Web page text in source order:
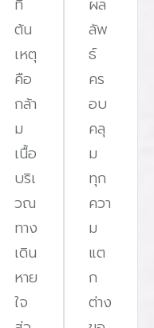
การใช้ CPAP สำหรับผู้
ว่าผู้รับการตรวจมีภาวะ
จ้าหน้าที่จะทำการ
ยในการรักษาในคืนที่
รนอนหลับพร้อมที่จะเข้า
าหน้าที่จะทำการติดตั้ง
ฟฟ้าสมอง, คลื่นกล้าม
ตรวจวัดคลื่นหัวใจ
ะการตรวจวัดออกซิเจน
ลุมมากที่สุดการตรวจวัด
การวัดการหายใจโดยมี
น้าอกและท้อง รวมถึง
ในบางกรณีอาจมีการ
ที่
ต้น
เหตุ
คือ
กล้า
ม
เนื้อ
บริเ
วณ
ทาง
เดิน
หาย
ใจ
ผล
ลัพ
ธ์
คร
อบ
คลุ
ม
ทุก
ควา
ม
แต
ก
ต่าง